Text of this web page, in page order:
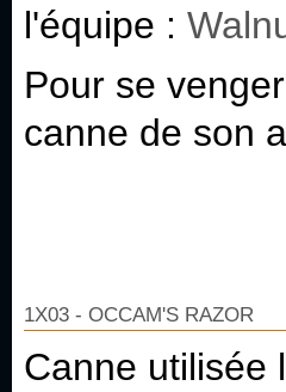
l'équipe :
Pour se
canne de son
1X03 - OCCAM'S RAZOR
Canne utilisée